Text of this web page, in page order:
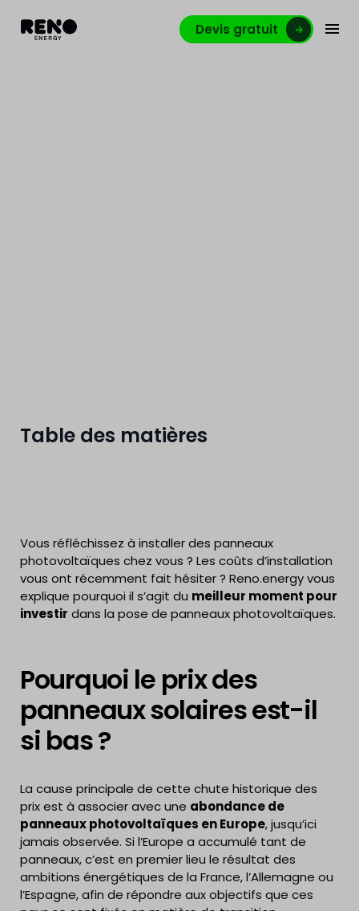
Devis gratuit
Table des matières
Vous réfléchissez à installer des panneaux
photovoltaïques chez vous ? Les coûts d’installation
vous ont récemment fait hésiter ? Reno.energy vous
explique pourquoi il s’agit du meilleur moment pour
investir dans la pose de panneaux photovoltaïques.
Pourquoi le prix des
panneaux solaires est-il
si bas ?
La cause principale de cette chute historique des
prix est à associer avec une abondance de
panneaux photovoltaïques en Europe, jusqu’ici
jamais observée. Si l’Europe a accumulé tant de
panneaux, c’est en premier lieu le résultat des
ambitions énergétiques de la France, l’Allemagne ou
l’Espagne, afin de répondre aux objectifs que ces